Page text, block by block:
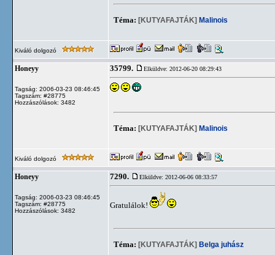
Téma: [KUTYAFAJTÁK] Malinois
Kiváló dolgozó
Honeyy
Tagság: 2006-03-23 08:46:45
Tagszám: #28775
Hozzászólások: 3482
35799. Elküldve: 2012-06-20 08:29:43
Téma: [KUTYAFAJTÁK] Malinois
Kiváló dolgozó
Honeyy
Tagság: 2006-03-23 08:46:45
Tagszám: #28775
Hozzászólások: 3482
7290. Elküldve: 2012-06-06 08:33:57
Gratulálok!
Téma: [KUTYAFAJTÁK] Belga juhász